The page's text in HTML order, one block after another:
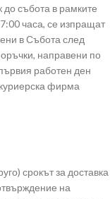
събота в рамките
часа, се изпращат
в Събота след
направени по
работен ден
фирма
срокът за доставка
на